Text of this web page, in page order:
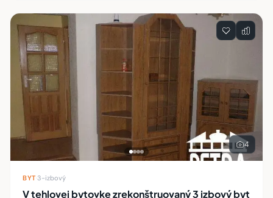
4
BYT·3-izbový
V tehlovej bytovke zrekonštruovaný 3 izbový byt